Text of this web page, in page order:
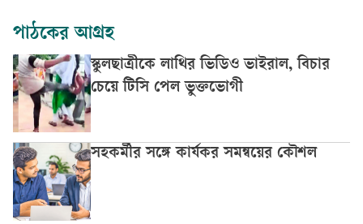
পাঠকের আগ্রহ
স্কুলছাত্রীকে লাথির ভিডিও ভাইরাল, বিচার
চেয়ে টিসি পেল ভুক্তভোগী
সহকর্মীর সঙ্গে কার্যকর সমন্বয়ের কৌশল